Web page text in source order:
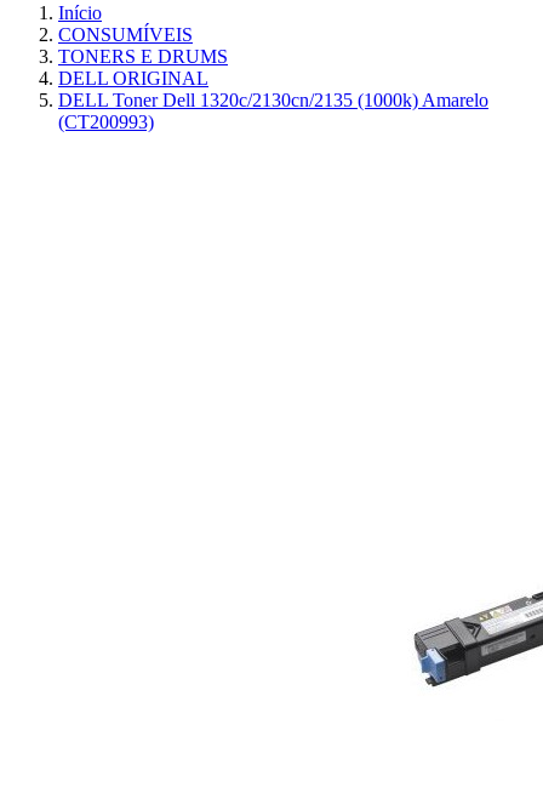
Início
CONSUMÍVEIS
TONERS E DRUMS
DELL ORIGINAL
DELL Toner Dell 1320c/2130cn/2135 (1000k) Amarelo
(CT200993)